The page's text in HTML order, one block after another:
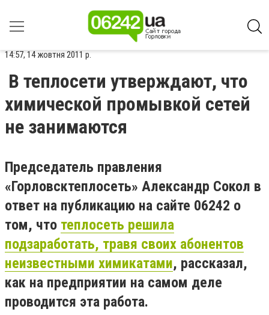
14:57, 14 жовтня 2011 р.
В теплосети утверждают, что
химической промывкой сетей
не занимаются
Председатель правления
«Горловсктеплосеть» Александр Сокол в
ответ на публикацию на сайте 06242 о
том, что теплосеть решила
подзаработать, травя своих абонентов
неизвестными химикатами, рассказал,
как на предприятии на самом деле
проводится эта работа.